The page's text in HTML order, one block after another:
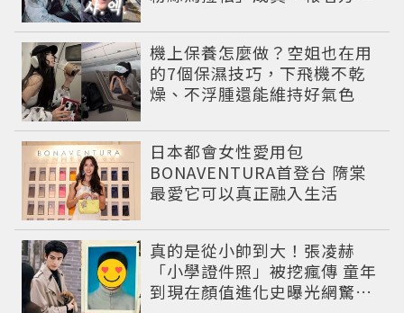
機上保養怎麼做？空姐也在用
的7個保濕技巧，下飛機不乾
燥、不浮腫還能維持好氣色
日本都會女性愛用包
BONAVENTURA首登台 隋棠
最愛它可以真正融入生活
真的是從小帥到大！張凌赫
「小學證件照」被挖瘋傳 童年
到現在顏值進化史曝光網驚：